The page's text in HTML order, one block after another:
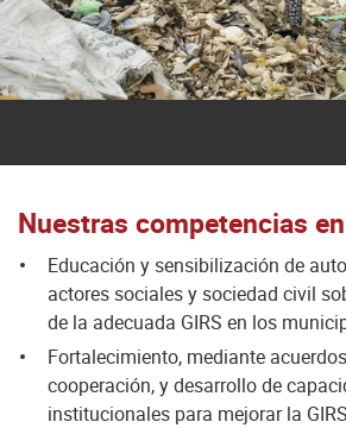
Nuestras competencias
Educación y sensibilización de
actores sociales y sociedad civil
de la adecuada GIRS en los
Fortalecimiento, mediante
cooperación, y desarrollo de
institucionales para mejorar la